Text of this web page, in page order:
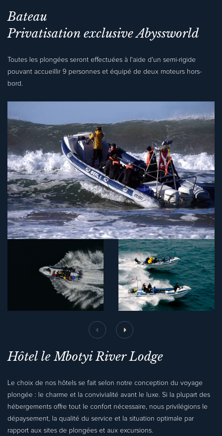
Bateau
Privatisation exclusive Abyssworld
Toutes les plongées seront effectuées à l'aide d'un semi-rigide
pouvant accueillir 9 personnes et équipé de deux moteurs hors-
bord.
Hôtel le Mbotyi River Lodge
Le choix de nos hôtels se fait selon notre conception du voyage
plongée : le charme et la convivialité avant le luxe. Si la plupart des
hébergements offre tout le confort nécessaire, nous privilégions le
dépaysement, la qualité du service et la situation optimale par
rapport aux sites de plongées et aux excursions.